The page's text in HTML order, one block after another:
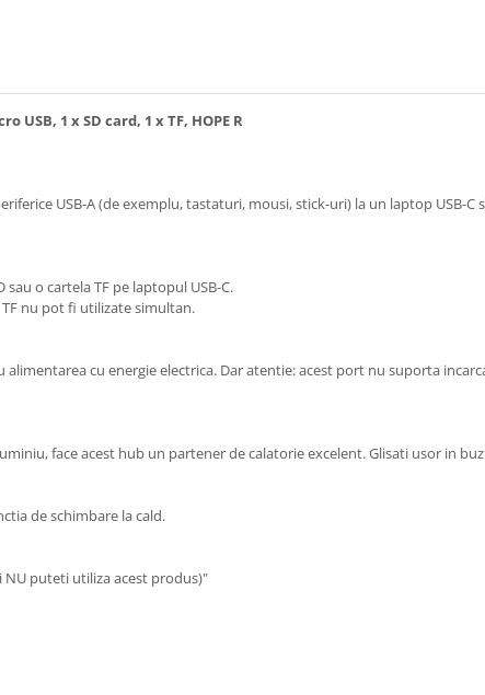
USB, 1 x SD card, 1 x TF, HOPE R
USB-A (de exemplu, tastaturi, mousi, stick-uri) la un laptop USB-
o cartela TF pe laptopul USB-C.
nu pot fi utilizate simultan.
cu energie electrica. Dar atentie: acest port nu suporta
face acest hub un partener de calatorie excelent. Glisati usor in
de schimbare la cald.
NU puteti utiliza acest produs)"